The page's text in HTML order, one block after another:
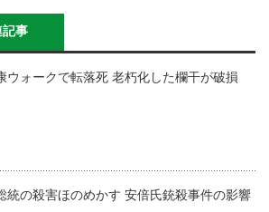
記事
ウォークで転落死 老朽化した欄干が破損
統の殺害ほのめかす 安倍氏銃殺事件の影響